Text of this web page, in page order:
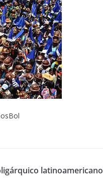
latinoamericano